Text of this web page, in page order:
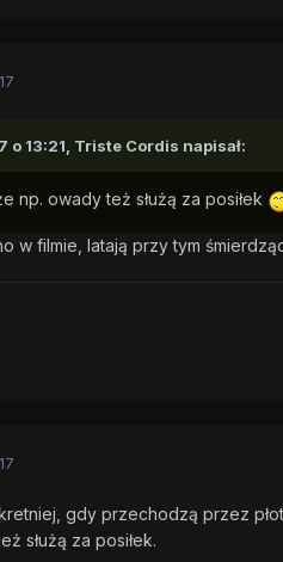
o 13:21, Triste Cordis napisał:
np. owady też służą za posiłek
w filmie, latają przy tym
gdy przechodzą przez
służą za posiłek.